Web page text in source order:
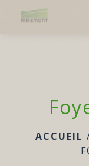
ACCUEIL